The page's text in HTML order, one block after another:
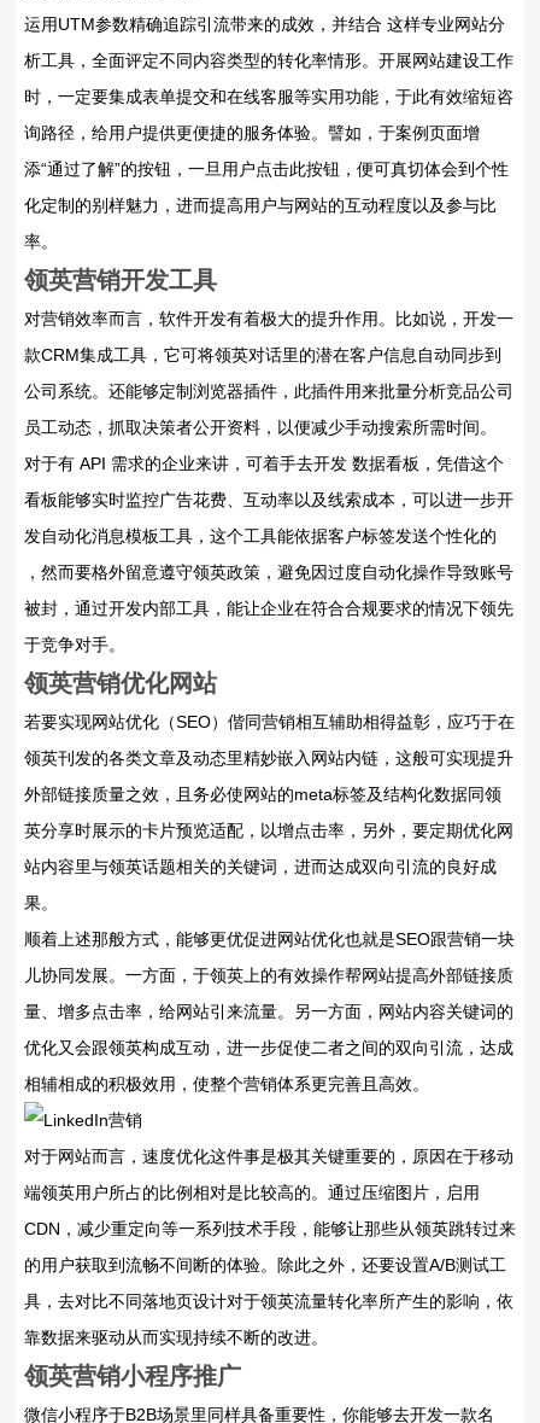
运用UTM参数精确追踪引流带来的成效，并结合 这样专业网站分
析工具，全面评定不同内容类型的转化率情形。开展网站建设工作
时，一定要集成表单提交和在线客服等实用功能，于此有效缩短咨
询路径，给用户提供更便捷的服务体验。譬如，于案例页面增
添“通过了解”的按钮，一旦用户点击此按钮，便可真切体会到个性
化定制的别样魅力，进而提高用户与网站的互动程度以及参与比
率。
领英营销开发工具
对营销效率而言，软件开发有着极大的提升作用。比如说，开发一
款CRM集成工具，它可将领英对话里的潜在客户信息自动同步到
公司系统。还能够定制浏览器插件，此插件用来批量分析竞品公司
员工动态，抓取决策者公开资料，以便减少手动搜索所需时间。
对于有 API 需求的企业来讲，可着手去开发 数据看板，凭借这个
看板能够实时监控广告花费、互动率以及线索成本，可以进一步开
发自动化消息模板工具，这个工具能依据客户标签发送个性化的
，然而要格外留意遵守领英政策，避免因过度自动化操作导致账号
被封，通过开发内部工具，能让企业在符合合规要求的情况下领先
于竞争对手。
领英营销优化网站
若要实现网站优化（SEO）偕同营销相互辅助相得益彰，应巧于在
领英刊发的各类文章及动态里精妙嵌入网站内链，这般可实现提升
外部链接质量之效，且务必使网站的meta标签及结构化数据同领
英分享时展示的卡片预览适配，以增点击率，另外，要定期优化网
站内容里与领英话题相关的关键词，进而达成双向引流的良好成
果。
顺着上述那般方式，能够更优促进网站优化也就是SEO跟营销一块
儿协同发展。一方面，于领英上的有效操作帮网站提高外部链接质
量、增多点击率，给网站引来流量。另一方面，网站内容关键词的
优化又会跟领英构成互动，进一步促使二者之间的双向引流，达成
相辅相成的积极效用，使整个营销体系更完善且高效。
对于网站而言，速度优化这件事是极其关键重要的，原因在于移动
端领英用户所占的比例相对是比较高的。通过压缩图片，启用
CDN，减少重定向等一系列技术手段，能够让那些从领英跳转过来
的用户获取到流畅不间断的体验。除此之外，还要设置A/B测试工
具，去对比不同落地页设计对于领英流量转化率所产生的影响，依
靠数据来驱动从而实现持续不断的改进。
领英营销小程序推广
微信小程序于B2B场景里同样具备重要性，你能够去开发一款名